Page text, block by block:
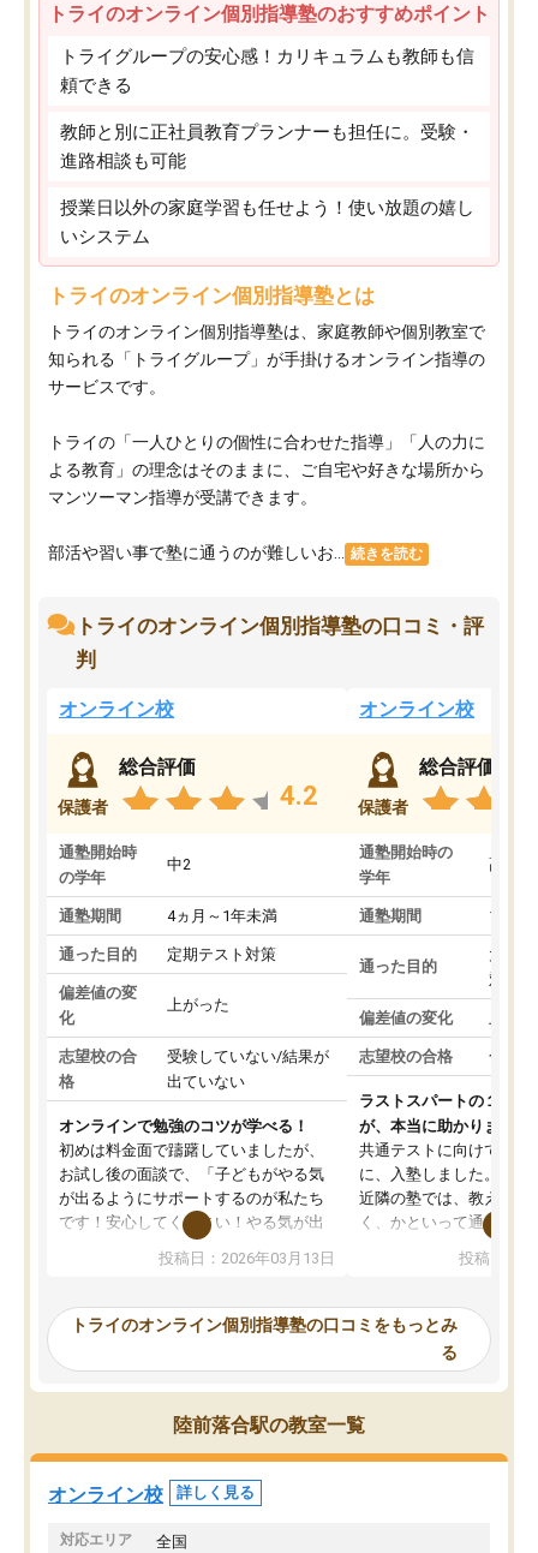
トライのオンライン個別指導塾のおすすめポイント
トライグループの安心感！カリキュラムも教師も信
頼できる
教師と別に正社員教育プランナーも担任に。受験・
進路相談も可能
授業日以外の家庭学習も任せよう！使い放題の嬉し
いシステム
トライのオンライン個別指導塾とは
トライのオンライン個別指導塾は、家庭教師や個別教室で
知られる「トライグループ」が手掛けるオンライン指導の
サービスです。
トライの「一人ひとりの個性に合わせた指導」「人の力に
よる教育」の理念はそのままに、ご自宅や好きな場所から
マンツーマン指導が受講できます。
部活や習い事で塾に通うのが難しいお... 続きを読む
トライのオンライン個別指導塾の口コミ・評
判
オンライン校
保護者
総合評価
4.2
通塾開始時
の学年
中2
通塾期間 4ヵ月～1年未満
通った目的 定期テスト対策
偏差値の変
化
上がった
志望校の合
格
受験していない/結果が
出ていない
オンラインで勉強のコツが学べる！
初めは料金面で躊躇していましたが、
お試し後の面談で、「子どもがやる気
が出るようにサポートするのが私たち
です！安心してください！やる気が出
ないのは私たち講師の責任です」と言
ってくださり、確かに！と考えて、思
ったんですが、学生の先生から学ぶこ
み、徐々に成績が上がったらいいなと
思っていました。何が今足りないのか
を的確に指導いただき、子どももびっ
くりするほど楽しんでやる気を持って
塾を受けています。狙い通り、少しず
つ成績も上がり、苦手意識も無くなっ
てきたので、さらに苦手な数学も追加
でお願いしました。来年の高校受験に
投稿日：2026年03月13日
オンライン校
保護者
総合評価
通塾開始時の
学年
高3
通塾期間 1～3
通った目的
大学
対策
偏差値の変化
志望校の合格 合格
ラストスパートの１か月
が、本当に助かりました
共通テストに向けての追
に、入塾しました。田舎
近隣の塾では、教えても
く、かといって通うには
可能なので本当に助か
らないところをピンポイ
頂いて、とてもわかり
していました。一生を
スト、多少お金がかかっ
思い切って入塾してよか
投稿日：
トライのオンライン個別指導塾の口コミをもっとみ
る
陸前落合駅の教室一覧
オンライン校 詳しく見る
対応エリア 全国